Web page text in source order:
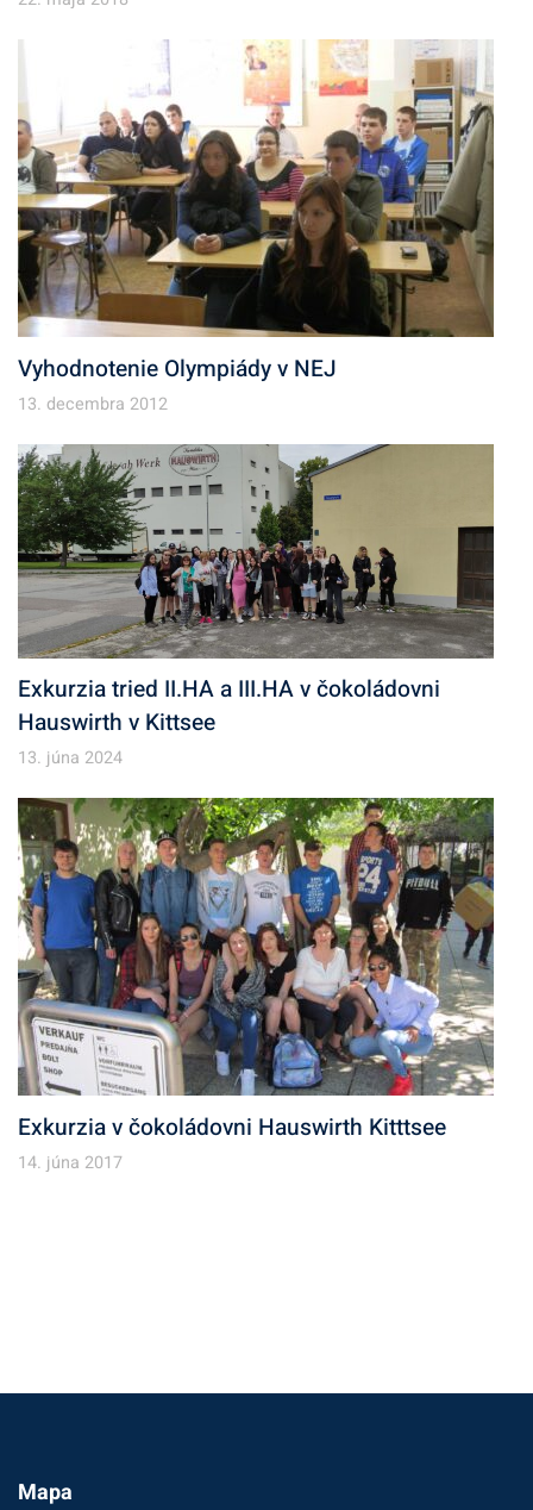
Vyhodnotenie Olympiády v NEJ
13. decembra 2012
Exkurzia tried II.HA a III.HA v čokoládovni
Hauswirth v Kittsee
13. júna 2024
Exkurzia v čokoládovni Hauswirth Kitttsee
14. júna 2017
Mapa